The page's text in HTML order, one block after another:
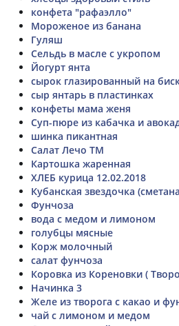
конфета "рафаэлло"
Мороженое из банана
Гуляш
Сельдь в масле с укропом
Йогурт янта
сырок глазированный на
сыр янтарь в пластинках
конфеты мама женя
Суп-пюре из кабачка и
шинка пикантная
Салат Лечо ТМ
Картошка жаренная
ХЛЕБ курица 12.02.2018
Кубанская звездочка
Фунчоза
вода с медом и лимоном
голубцы мясные
Корж молочный
салат фунчоза
Коровка из Кореновки (
Начинка 3
Желе из творога с какао и
чай с лимоном и медом